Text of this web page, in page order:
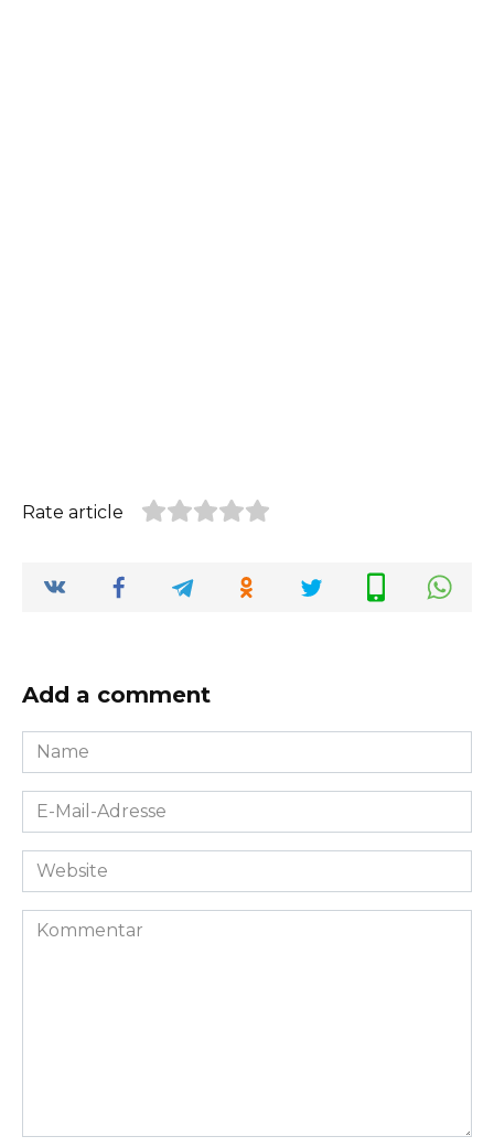
Rate article
Add a comment
Name
*
E-
Mail-
Adresse
Website
Kommentar